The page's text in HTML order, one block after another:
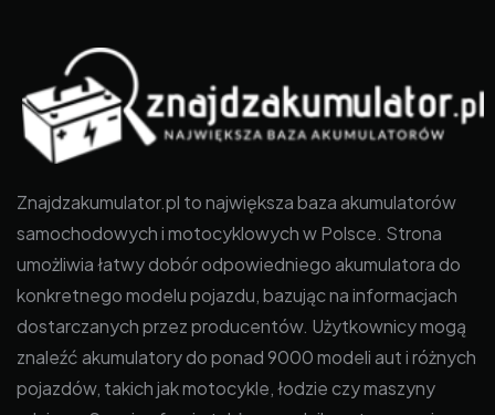
Znajdzakumulator.pl to największa baza akumulatorów
samochodowych i motocyklowych w Polsce. Strona
umożliwia łatwy dobór odpowiedniego akumulatora do
konkretnego modelu pojazdu, bazując na informacjach
dostarczanych przez producentów. Użytkownicy mogą
znaleźć akumulatory do ponad 9000 modeli aut i różnych
pojazdów, takich jak motocykle, łodzie czy maszyny